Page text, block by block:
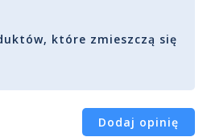
które zmieszczą się
Dodaj opinię